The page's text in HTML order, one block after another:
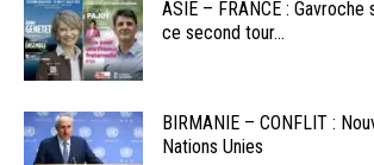
ASIE – FRANCE :
ce second tour...
BIRMANIE – CONFLIT :
Nations Unies